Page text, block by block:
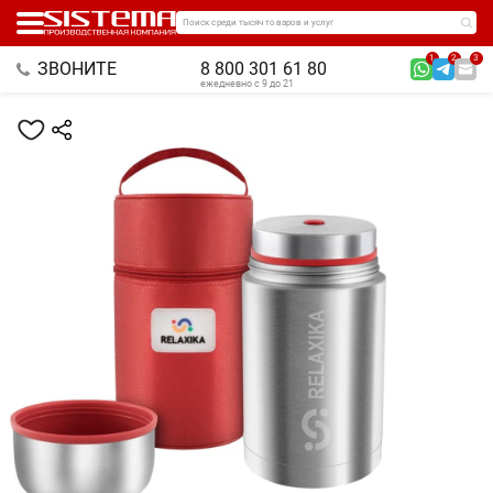
Поиск среди тысяч товаров и услуг
ЗВОНИТЕ 8 800 301 61 80
1 2 3
ежедневно с 9 до 21